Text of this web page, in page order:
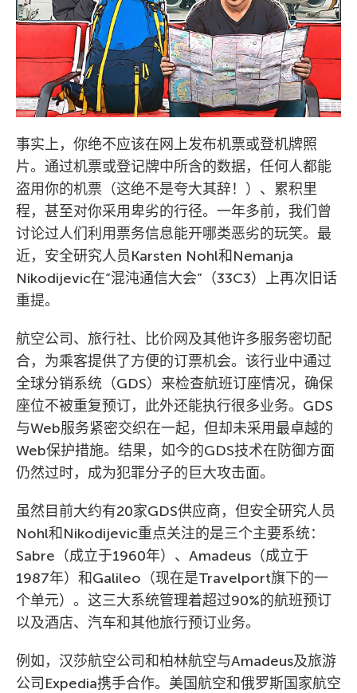
事实上，你绝不应该在网上发布机票或登机牌照
片。通过机票或登记牌中所含的数据，任何人都能
盗用你的机票（这绝不是夸大其辞！）、累积里
程，甚至对你采用卑劣的行径。一年多前，我们曾
讨论过人们利用票务信息能开哪类恶劣的玩笑。最
近，安全研究人员Karsten Nohl和Nemanja
Nikodijevic在”混沌通信大会”（33С3）上再次旧话
重提。
航空公司、旅行社、比价网及其他许多服务密切配
合，为乘客提供了方便的订票机会。该行业中通过
全球分销系统（GDS）来检查航班订座情况，确保
座位不被重复预订，此外还能执行很多业务。GDS
与Web服务紧密交织在一起，但却未采用最卓越的
Web保护措施。结果，如今的GDS技术在防御方面
仍然过时，成为犯罪分子的巨大攻击面。
虽然目前大约有20家GDS供应商，但安全研究人员
Nohl和Nikodijevic重点关注的是三个主要系统：
Sabre（成立于1960年）、Amadeus（成立于
1987年）和Galileo（现在是Travelport旗下的一
个单元）。这三大系统管理着超过90%的航班预订
以及酒店、汽车和其他旅行预订业务。
例如，汉莎航空公司和柏林航空与Amadeus及旅游
公司Expedia携手合作。美国航空和俄罗斯国家航空